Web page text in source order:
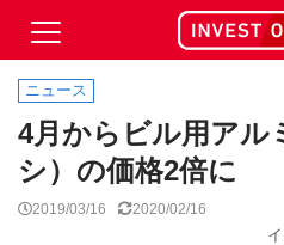
ニュース
4月からビル用アル
シ）の価格2倍に
2019/03/16 2020/02/16